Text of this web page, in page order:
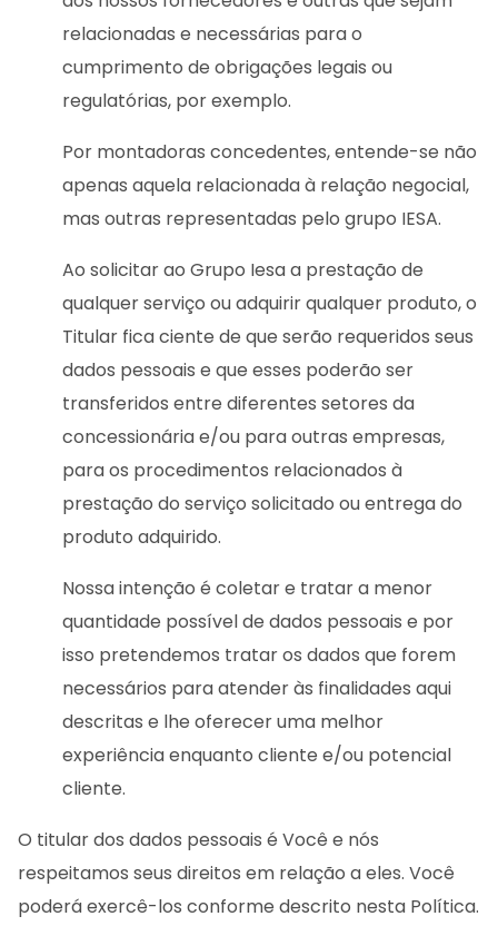
relacionadas e necessárias para o
cumprimento de obrigações legais ou
regulatórias, por exemplo.
Por montadoras concedentes, entende-se não
apenas aquela relacionada à relação negocial,
mas outras representadas pelo grupo IESA.
Ao solicitar ao Grupo Iesa a prestação de
qualquer serviço ou adquirir qualquer produto, o
Titular fica ciente de que serão requeridos seus
dados pessoais e que esses poderão ser
transferidos entre diferentes setores da
concessionária e/ou para outras empresas,
para os procedimentos relacionados à
prestação do serviço solicitado ou entrega do
produto adquirido.
Nossa intenção é coletar e tratar a menor
quantidade possível de dados pessoais e por
isso pretendemos tratar os dados que forem
necessários para atender às finalidades aqui
descritas e lhe oferecer uma melhor
experiência enquanto cliente e/ou potencial
cliente.
O titular dos dados pessoais é Você e nós
respeitamos seus direitos em relação a eles. Você
poderá exercê-los conforme descrito nesta Política.